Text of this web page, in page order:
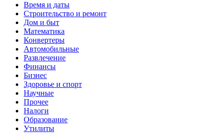
Время и даты
Строительство и ремонт
Дом и быт
Математика
Конвертеры
Автомобильные
Развлечение
Финансы
Бизнес
Здоровье и спорт
Научные
Прочее
Налоги
Образование
Утилиты